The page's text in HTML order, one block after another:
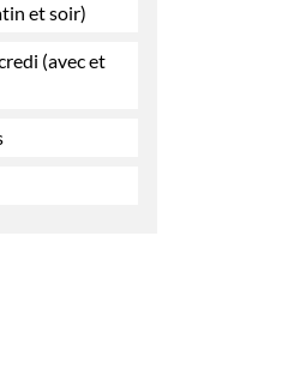
et soir)
(avec et